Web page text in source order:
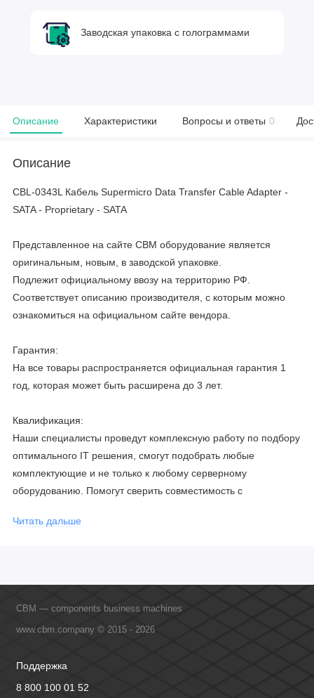
Заводская упаковка с голограммами
Описание Характеристики Вопросы и ответы 0
Описание
CBL-0343L Кабель Supermicro Data Transfer Cable Adapter -
SATA - Proprietary - SATA
Представленное на сайте CBM оборудование является
оригинальным, новым, в заводской упаковке.
Подлежит официальному ввозу на территорию РФ.
Соответствует описанию производителя, с которым можно
ознакомиться на официальном сайте вендора.
Гарантия:
На все товары распространяется официальная гарантия 1
год, которая может быть расширена до 3 лет.
Квалификация:
Наши специалисты проведут комплексную работу по подбору
оптимального IT решения, смогут подобрать любые
комплектующие и не только к любому серверному
оборудованию. Помогут сверить совместимость с
официальными производителями и проводим регулярное
Читать дальше
CBM — components business machines
www.cbm.company © 2015 - 2026
Поддержка
8 800 100 01 52